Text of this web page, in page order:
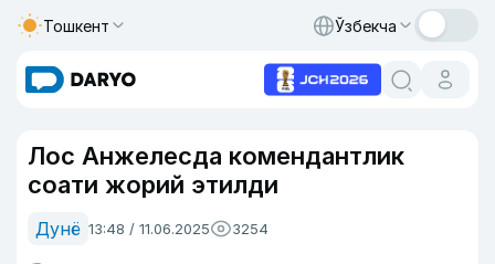
Тошкент Ўзбекча
Лос Анжелесда комендантлик
соати жорий этилди
Дунё 13:48 / 11.06.2025 3254